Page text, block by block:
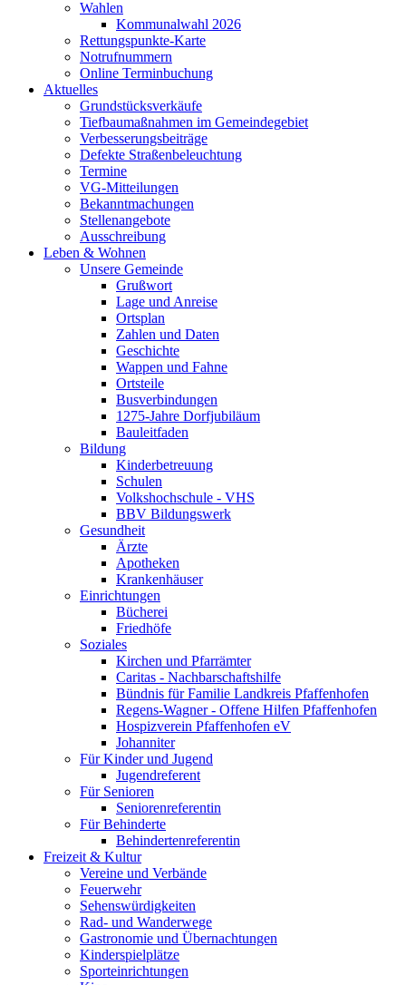
Wahlen
Kommunalwahl 2026
Rettungspunkte-Karte
Notrufnummern
Online Terminbuchung
Aktuelles
Grundstücksverkäufe
Tiefbaumaßnahmen im Gemeindegebiet
Verbesserungsbeiträge
Defekte Straßenbeleuchtung
Termine
VG-Mitteilungen
Bekanntmachungen
Stellenangebote
Ausschreibung
Leben & Wohnen
Unsere Gemeinde
Grußwort
Lage und Anreise
Ortsplan
Zahlen und Daten
Geschichte
Wappen und Fahne
Ortsteile
Busverbindungen
1275-Jahre Dorfjubiläum
Bauleitfaden
Bildung
Kinderbetreuung
Schulen
Volkshochschule - VHS
BBV Bildungswerk
Gesundheit
Ärzte
Apotheken
Krankenhäuser
Einrichtungen
Bücherei
Friedhöfe
Soziales
Kirchen und Pfarrämter
Caritas - Nachbarschaftshilfe
Bündnis für Familie Landkreis Pfaffenhofen
Regens-Wagner - Offene Hilfen Pfaffenhofen
Hospizverein Pfaffenhofen eV
Johanniter
Für Kinder und Jugend
Jugendreferent
Für Senioren
Seniorenreferentin
Für Behinderte
Behindertenreferentin
Freizeit & Kultur
Vereine und Verbände
Feuerwehr
Sehenswürdigkeiten
Rad- und Wanderwege
Gastronomie und Übernachtungen
Kinderspielplätze
Sporteinrichtungen